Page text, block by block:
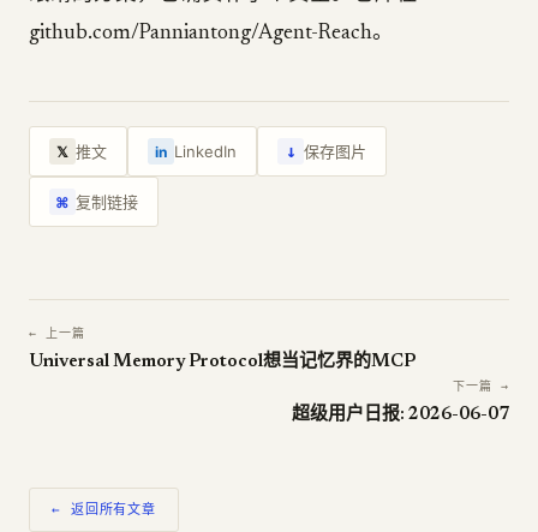
github.com/Panniantong/Agent-Reach。
𝕏 推文 in LinkedIn ↓ 保存图片
⌘ 复制链接
← 上一篇
Universal Memory Protocol想当记忆界的MCP
下一篇 →
超级用户日报: 2026-06-07
← 返回所有文章